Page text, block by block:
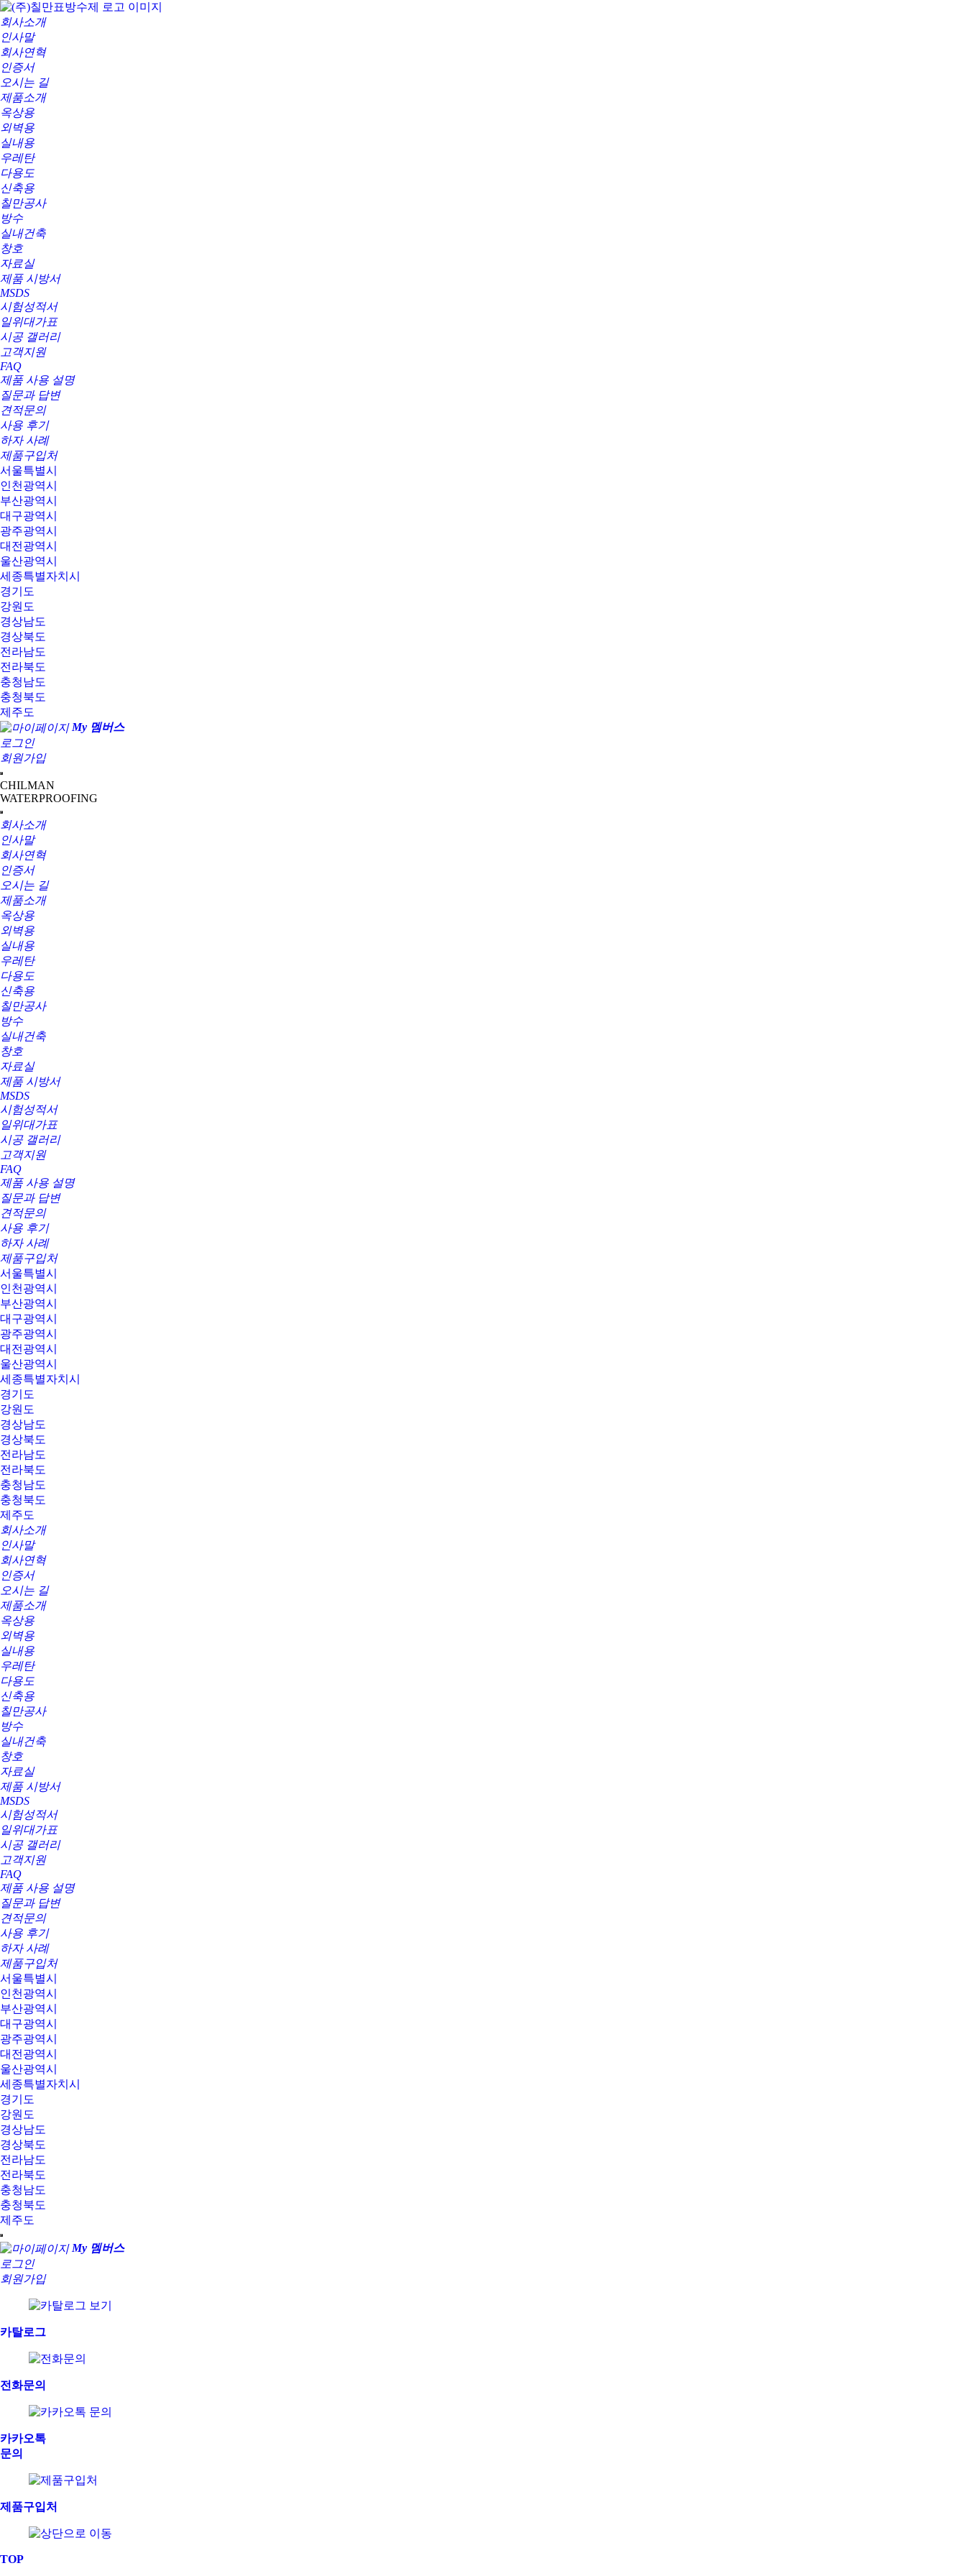
회사소개
인사말
회사연혁
인증서
오시는 길
제품소개
옥상용
외벽용
실내용
우레탄
다용도
신축용
칠만공사
방수
실내건축
창호
자료실
제품 시방서
MSDS
시험성적서
일위대가표
시공 갤러리
고객지원
FAQ
제품 사용 설명
질문과 답변
견적문의
사용 후기
하자 사례
제품구입처
서울특별시
인천광역시
부산광역시
대구광역시
광주광역시
대전광역시
울산광역시
세종특별자치시
경기도
강원도
경상남도
경상북도
전라남도
전라북도
충청남도
충청북도
제주도
My 멤버스
로그인
회원가입
CHILMAN
WATERPROOFING
회사소개
인사말
회사연혁
인증서
오시는 길
제품소개
옥상용
외벽용
실내용
우레탄
다용도
신축용
칠만공사
방수
실내건축
창호
자료실
제품 시방서
MSDS
시험성적서
일위대가표
시공 갤러리
고객지원
FAQ
제품 사용 설명
질문과 답변
견적문의
사용 후기
하자 사례
제품구입처
서울특별시
인천광역시
부산광역시
대구광역시
광주광역시
대전광역시
울산광역시
세종특별자치시
경기도
강원도
경상남도
경상북도
전라남도
전라북도
충청남도
충청북도
제주도
회사소개
인사말
회사연혁
인증서
오시는 길
제품소개
옥상용
외벽용
실내용
우레탄
다용도
신축용
칠만공사
방수
실내건축
창호
자료실
제품 시방서
MSDS
시험성적서
일위대가표
시공 갤러리
고객지원
FAQ
제품 사용 설명
질문과 답변
견적문의
사용 후기
하자 사례
제품구입처
서울특별시
인천광역시
부산광역시
대구광역시
광주광역시
대전광역시
울산광역시
세종특별자치시
경기도
강원도
경상남도
경상북도
전라남도
전라북도
충청남도
충청북도
제주도
My 멤버스
로그인
회원가입
카탈로그
전화문의
카카오톡
문의
제품구입처
TOP